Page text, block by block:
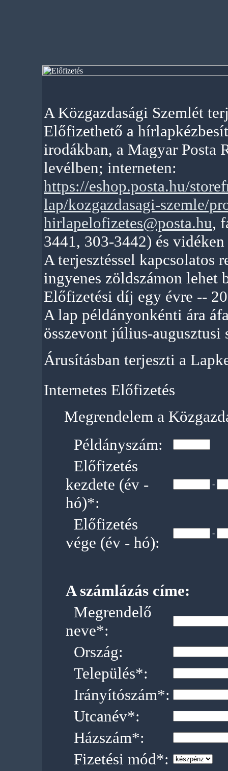
A Közgazdasági Szemlét
Előfizethető a
irodákban, a Magyar Posta
levélben; interneten:
https://eshop.posta.hu/
lap/kozgazdasagi-szemle/
hirlapelofizetes@posta.hu,
3441, 303-3442) és
A terjesztéssel kapcsolatos
ingyenes zöldszámon lehet
Előfizetési díj egy évre --
A lap példányonkénti ára
összevont július-augusztusi
Árusításban terjeszti a
Internetes Előfizetés
Megrendelem a
Példányszám:
Előfizetés
kezdete (év -
hó)*:
-
Előfizetés
vége (év - hó):
-
A számlázás címe:
Megrendelő
neve*:
Ország:
Település*:
Irányítószám*:
Utcanév*:
Házszám*:
Fizetési mód*: